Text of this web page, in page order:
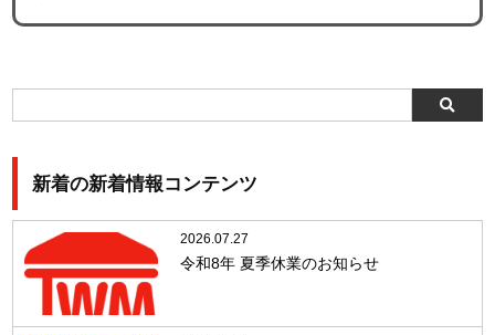
新着の新着情報コンテンツ
2026.07.27
令和8年 夏季休業のお知らせ